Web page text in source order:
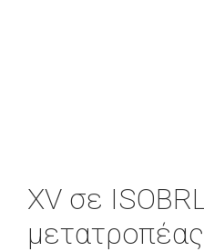
XV σε
μετατροπέας